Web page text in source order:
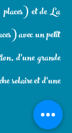
et de La
avec un petit
d'une grande
solaire et d'une